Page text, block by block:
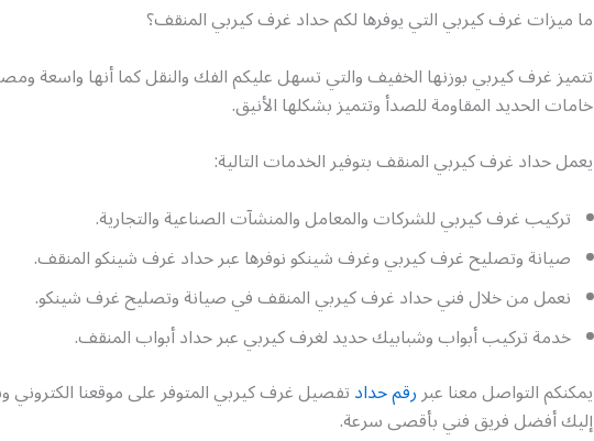
ما ميزات غرف كيربي التي يوفرها لكم حداد غرف كيربي المنقف؟
تتميز غرف كيربي بوزنها الخفيف والتي تسهل عليكم الفك والنقل كما أنها واسعة
خامات الحديد المقاومة للصدأ وتتميز بشكلها الأنيق.
يعمل حداد غرف كيربي المنقف بتوفير الخدمات التالية:
تركيب غرف كيربي للشركات والمعامل والمنشآت الصناعية والتجارية.
صيانة وتصليح غرف كيربي وغرف شينكو نوفرها عبر حداد غرف شينكو المنقف.
نعمل من خلال فني حداد غرف كيربي المنقف في صيانة وتصليح غرف شينكو.
خدمة تركيب أبواب وشبابيك حديد لغرف كيربي عبر حداد أبواب المنقف.
يمكنكم التواصل معنا عبررقم حدادتفصيل غرف كيربي المتوفر على موقعنا
إليك أفضل فريق فني بأقصى سرعة.